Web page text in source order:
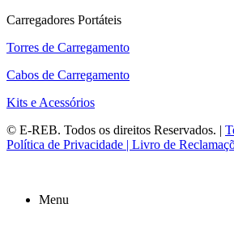
Carregadores Portáteis
Torres de Carregamento
Cabos de Carregamento
Kits e Acessórios
© E-REB. Todos os direitos Reservados. |
Política de Privacidade | Livro de
Menu